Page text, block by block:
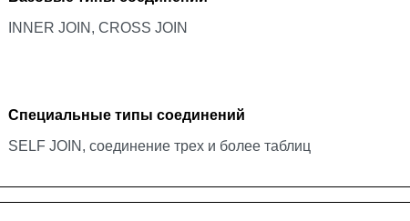
INNER JOIN, CROSS JOIN
Специальные типы соединений
SELF JOIN, соединение трех и более таблиц